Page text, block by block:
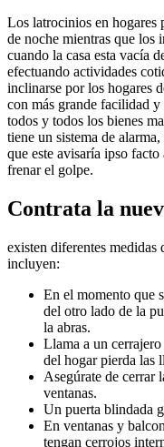
Los latrocinios en hogares
de noche mientras que los
cuando la casa esta vacía
efectuando actividades
inclinarse por los hogares
con más grande facilidad
todos y todos los bienes
tiene un sistema de
que este avisaría ipso
frenar el golpe.
Contrata la
existen diferentes medidas
incluyen:
En el momento que
del otro lado de la
la abras.
Llama a un
del hogar pierda las
Asegúrate de cerrar
ventanas.
Un puerta blindada
En ventanas y
tengan cerrojos